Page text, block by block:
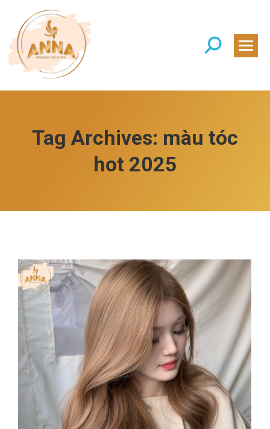
Search:
Tag Archives: màu tóc
hot 2025